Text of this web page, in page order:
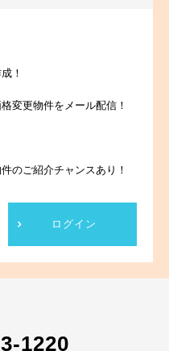
！
変更物件をメール配信！
のご紹介チャンスあり！
ログイン
1220